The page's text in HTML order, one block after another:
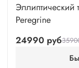
Эллиптический
Peregrine
24990 руб